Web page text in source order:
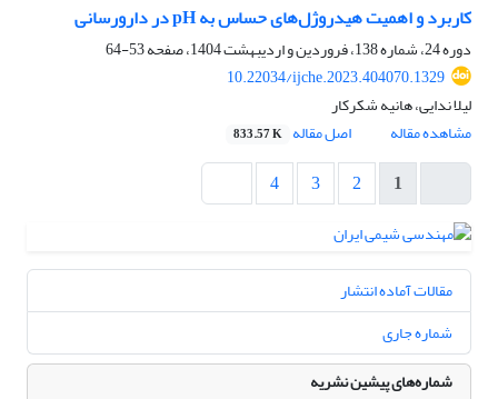
کاربرد و اهمیت هیدروژل‌های حساس به pH در دارورسانی
دوره 24، شماره 138، فروردین و اردیبهشت 1404، صفحه
53-64
10.22034/ijche.2023.404070.1329
لیلا ندایی، هانیه شکرکار
مشاهده مقاله
اصل مقاله 833.57 K
1
2
3
4
مقالات آماده انتشار
شماره جاری
شماره‌های پیشین نشریه